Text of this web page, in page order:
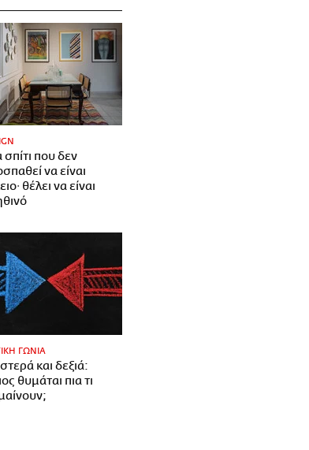
σπίτι που δεν
να είναι
θέλει να είναι
ΓΩΝΙΑ
και δεξιά:
θυμάται πια τι